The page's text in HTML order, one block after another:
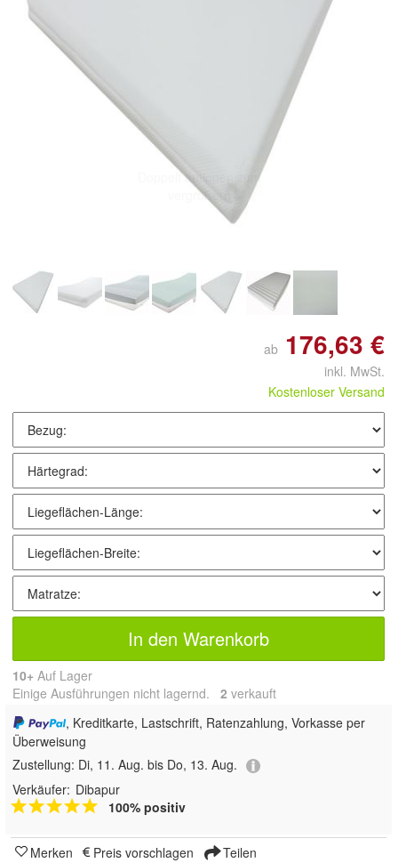
Doppelt antippen zum
vergrößern
ab 176,63 €
inkl. MwSt.
Kostenloser Versand
In den Warenkorb
10+ Auf Lager
Einige Ausführungen nicht lagernd. 2 verkauft
, Kreditkarte, Lastschrift, Ratenzahlung, Vorkasse per
Überweisung
Zustellung: Di, 11. Aug. bis Do, 13. Aug.
Verkäufer: Dibapur
100% positiv
Merken Preis vorschlagen Teilen